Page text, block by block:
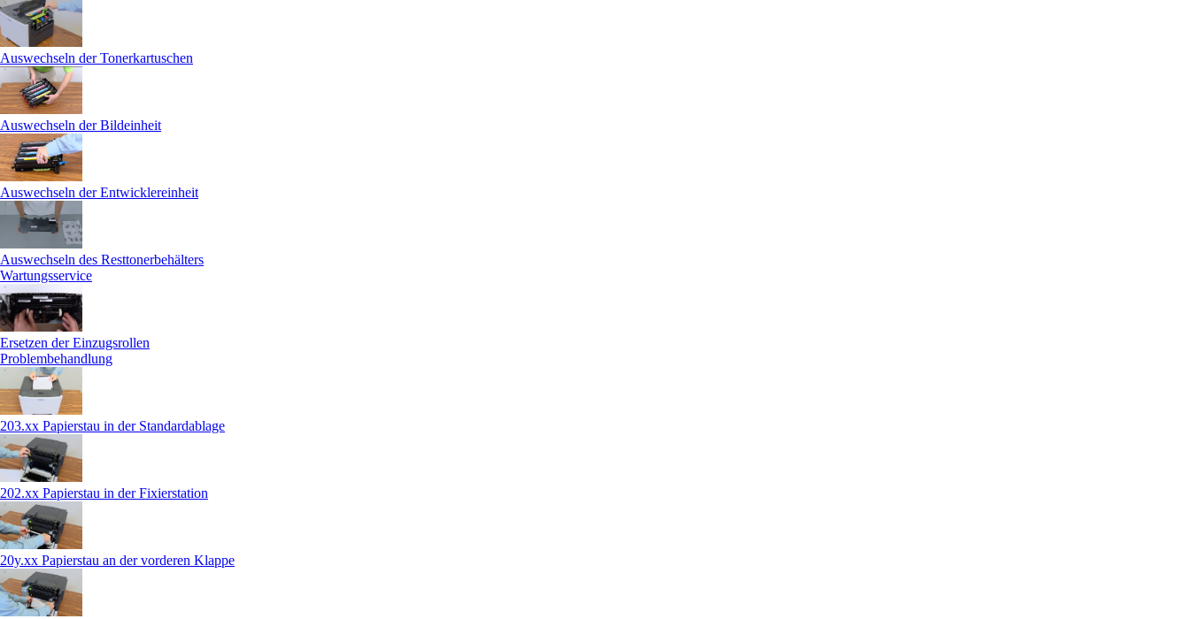
Auswechseln der Tonerkartuschen
Auswechseln der Bildeinheit
Auswechseln der Entwicklereinheit
Auswechseln des Resttonerbehälters
Wartungsservice
Ersetzen der Einzugsrollen
Problembehandlung
203.xx Papierstau in der Standardablage
202.xx Papierstau in der Fixierstation
20y.xx Papierstau an der vorderen Klappe